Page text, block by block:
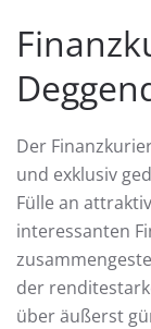
Der
und exklusiv
Fülle an
interessanten
der
über äußerst